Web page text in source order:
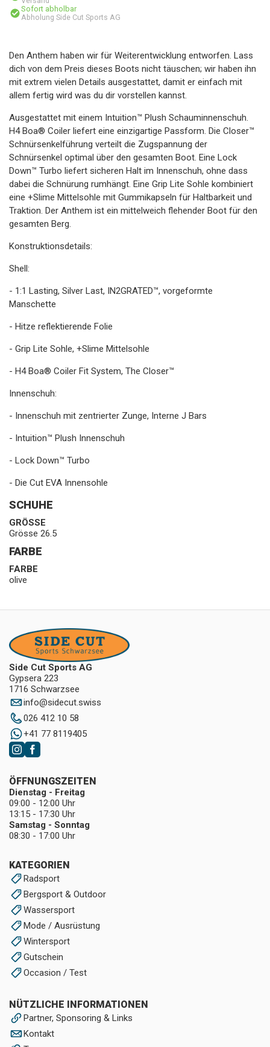
Sofort abholbar
Abholung Side Cut Sports AG
Den Anthem haben wir für Weiterentwicklung entworfen. Lass
dich von dem Preis dieses Boots nicht täuschen; wir haben ihn
mit extrem vielen Details ausgestattet, damit er einfach mit
allem fertig wird was du dir vorstellen kannst.
Ausgestattet mit einem Intuition™ Plush Schauminnenschuh.
H4 Boa® Coiler liefert eine einzigartige Passform. Die Closer™
Schnürsenkelführung verteilt die Zugspannung der
Schnürsenkel optimal über den gesamten Boot. Eine Lock
Down™ Turbo liefert sicheren Halt im Innenschuh, ohne dass
dabei die Schnürung rumhängt. Eine Grip Lite Sohle kombiniert
eine +Slime Mittelsohle mit Gummikapseln für Haltbarkeit und
Traktion. Der Anthem ist ein mittelweich flehender Boot für den
gesamten Berg.
Konstruktionsdetails:
Shell:
- 1:1 Lasting, Silver Last, IN2GRATED™, vorgeformte
Manschette
- Hitze reflektierende Folie
- Grip Lite Sohle, +Slime Mittelsohle
- H4 Boa® Coiler Fit System, The Closer™
Innenschuh:
- Innenschuh mit zentrierter Zunge, Interne J Bars
- Intuition™ Plush Innenschuh
- Lock Down™ Turbo
- Die Cut EVA Innensohle
SCHUHE
GRÖSSE
Grösse 26.5
FARBE
FARBE
olive
Side Cut Sports AG
Gypsera 223
1716 Schwarzsee
info@sidecut.swiss
026 412 10 58
+41 77 8119405
KATEGORIEN
Radsport
Bergsport & Outdoor
Wassersport
Mode / Ausrüstung
Wintersport
Gutschein
Occasion / Test
NÜTZLICHE INFORMATIONEN
Partner, Sponsoring & Links
Kontakt
ÖFFNUNGSZEITEN
Dienstag - Freitag
09:00 - 12:00 Uhr
13:15 - 17:30 Uhr
Samstag - Sonntag
08:30 - 17:00 Uhr